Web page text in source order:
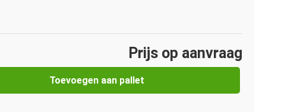
Prijs op aanvraag
Toevoegen aan pallet